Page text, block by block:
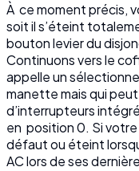
À ce moment précis,
soit il s’éteint
bouton levier du
Continuons vers le
appelle un
manette mais qui
d’interrupteurs
en position 0. Si votre
défaut ou éteint
AC lors de ses